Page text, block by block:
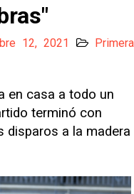
de Rafa Mir al Aris
Bournemouth
, el Villareal ya
mueve ficha... Las
de La Liga
en la sesión
12, 2021
Primera
en casa a todo un
terminó con
disparos a la madera